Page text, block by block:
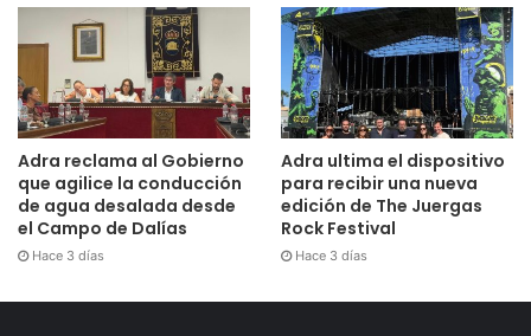
Adra reclama al Gobierno
que agilice la conducción
de agua desalada desde
el Campo de Dalías
Hace 3 días
Adra ultima el dispositivo
para recibir una nueva
edición de The Juergas
Rock Festival
Hace 3 días